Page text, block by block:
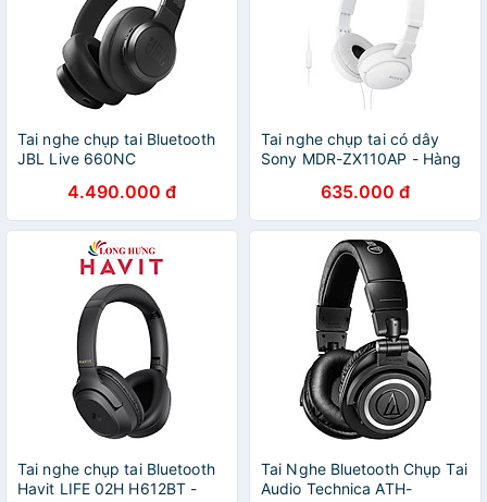
Tai nghe chụp tai Bluetooth
JBL Live 660NC
chính hãng4.490.000 đ
Tai nghe chụp tai có dây
Sony MDR-ZX110AP - Hàng
635.000 đ
Tai nghe chụp tai Bluetooth
Havit LIFE 02H H612BT -
Tai Nghe Bluetooth Chụp Tai
Audio Technica ATH-